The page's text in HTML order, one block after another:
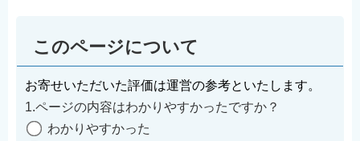
このページについて
お寄せいただいた評価は運営の参考といたします。
1.ページの内容はわかりやすかったですか？
わかりやすかった